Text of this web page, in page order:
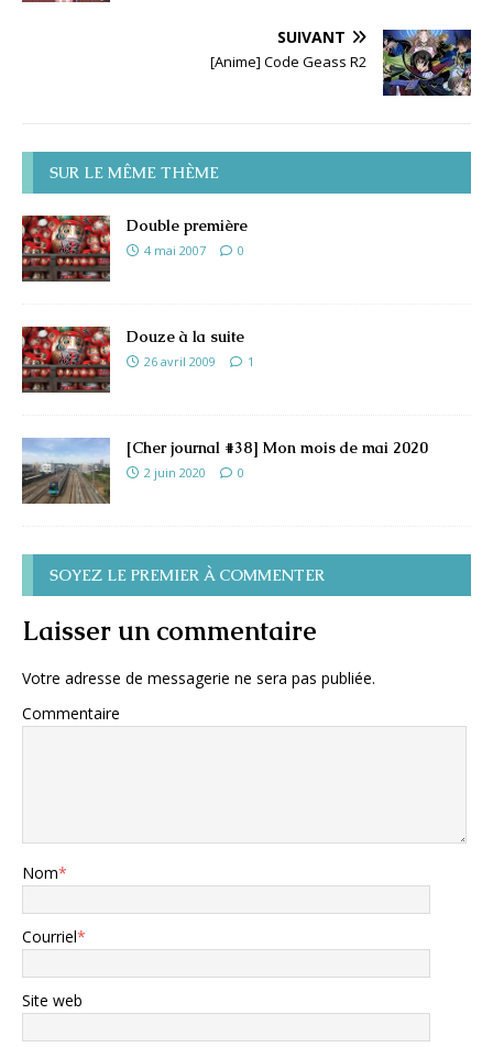
SUIVANT
[Anime] Code Geass R2
SUR LE MÊME THÈME
Double première
4 mai 2007 0
Douze à la suite
26 avril 2009 1
[Cher journal #38] Mon mois de mai 2020
2 juin 2020 0
SOYEZ LE PREMIER À COMMENTER
Laisser un commentaire
Votre adresse de messagerie ne sera pas publiée.
Commentaire
Nom*
Courriel*
Site web